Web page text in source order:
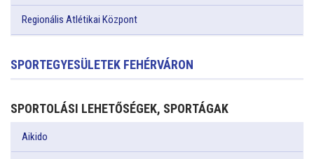
Regionális Atlétikai Központ
SPORTEGYESÜLETEK FEHÉRVÁRON
SPORTOLÁSI LEHETŐSÉGEK, SPORTÁGAK
Aikido